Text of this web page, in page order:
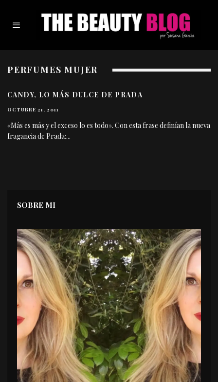
PERFUMES MUJER
CANDY, LO MÁS DULCE DE PRADA
OCTUBRE 21, 2011
«Más es más y el exceso lo es todo». Con esta frase definían la nueva
fragancia de Prada:...
SOBRE MI